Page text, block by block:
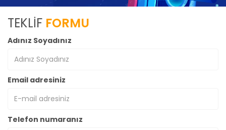
TEKLİF FORMU
Adınız Soyadınız
Email adresiniz
Telefon numaranız